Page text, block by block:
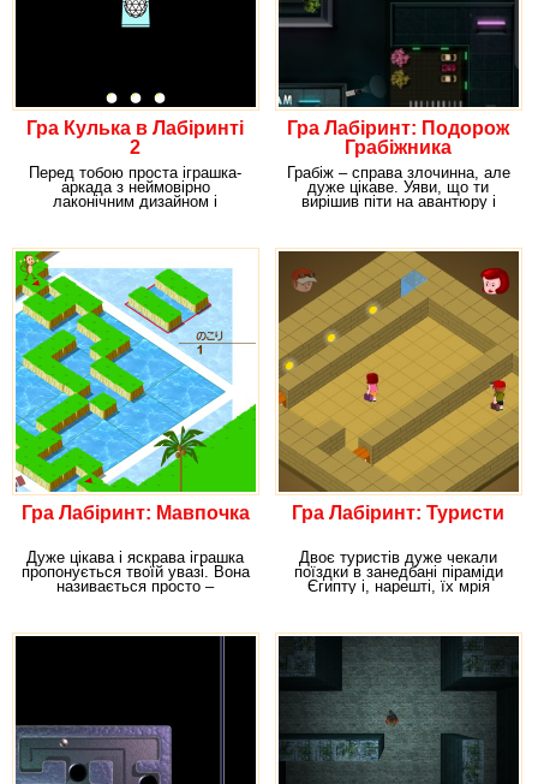
Гра Кулька в Лабіринті
2
Перед тобою проста іграшка-
аркада з неймовірно
лаконічним дизайном і
Гра Лабіринт: Подорож
Грабіжника
Грабіж – справа злочинна, але
дуже цікаве. Уяви, що ти
вирішив піти на авантюру і
Гра Лабіринт: Мавпочка
Дуже цікава і яскрава іграшка
пропонується твоїй увазі. Вона
називається просто –
Гра Лабіринт: Туристи
Двоє туристів дуже чекали
поїздки в занедбані піраміди
Єгипту і, нарешті, їх мрія